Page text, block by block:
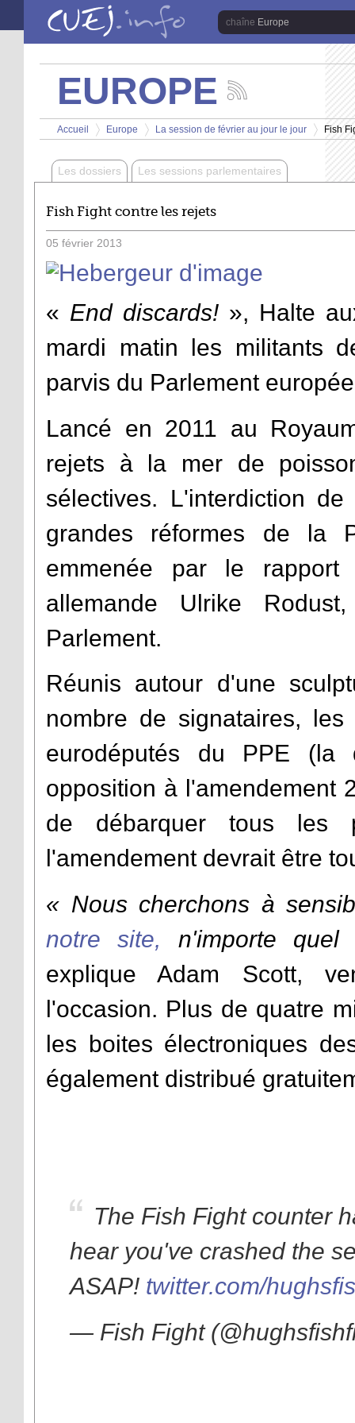
Aller au contenu principal
Europe
EUROPE
les
actualités
de
chaîne
Europe
Vous êtes ici
Accueil
>
Europe
>
La session de février au jour le jour
>
Fish
Les dossiers Les sessions parlementaires
Fish Fight contre les rejets
05 février 2013
« End discards!», Halte
mardi matin les militants
parvis du Parlement
Lancé en 2011 au
rejets à la mer de
sélectives. L'interdiction
grandes réformes de la
emmenée par le rapport
allemande Ulrike
Parlement.
Réunis autour d'une
nombre de signataires,
eurodéputés du PPE (la
opposition à l'amendement
de débarquer tous les
l'amendement devrait être
« Nous cherchons à
notre site,
n'importe
explique Adam Scott,
l'occasion. Plus de quatre
les boites électroniques
également distribué
The Fish Fight counter
hear you've crashed the
ASAP! twitter.com/
— Fish Fight